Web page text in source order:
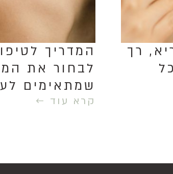
רך
המדריך
לבחור את
שמתאימים
קרא עוד ←